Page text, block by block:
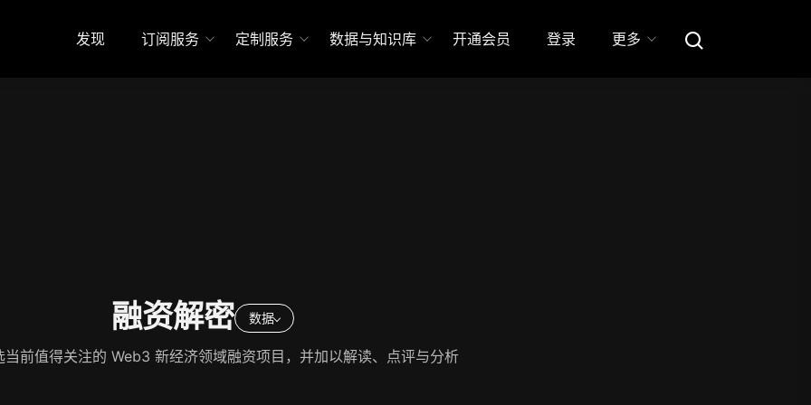
发现 订阅服务 定制服务 数据与知识库 开通会员 登录 更多
融资解密 数据
当前值得关注的 Web3 新经济领域融资项目，并加以解读、点评与分析